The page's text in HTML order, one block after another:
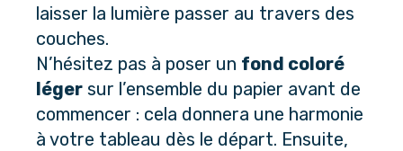
laisser la lumière passer au travers des
couches.
N’hésitez pas à poser un fond coloré
léger sur l’ensemble du papier avant de
commencer : cela donnera une harmonie
à votre tableau dès le départ. Ensuite,